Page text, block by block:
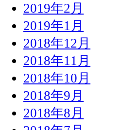
2019年2月
2019年1月
2018年12月
2018年11月
2018年10月
2018年9月
2018年8月